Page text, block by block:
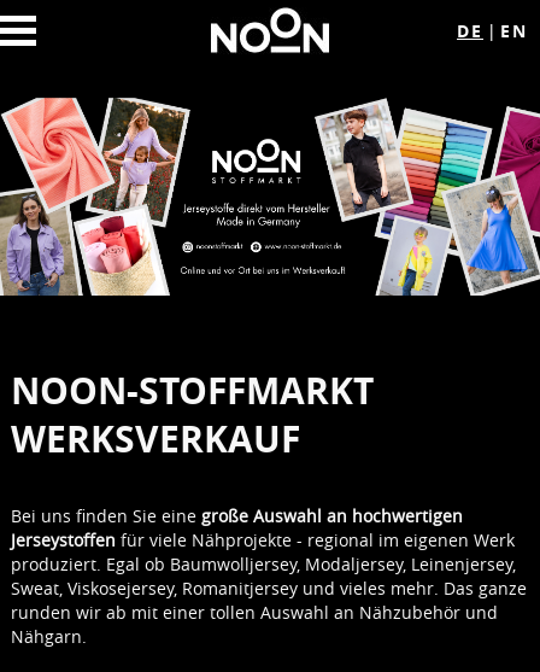
EN
DE
NOON-STOFFMARKT
WERKSVERKAUF
Bei uns finden Sie eine große Auswahl an hochwertigen
Jerseystoffen für viele Nähprojekte - regional im eigenen Werk
produziert. Egal ob Baumwolljersey, Modaljersey, Leinenjersey,
Sweat, Viskosejersey, Romanitjersey und vieles mehr. Das ganze
runden wir ab mit einer tollen Auswahl an Nähzubehör und
Nähgarn.